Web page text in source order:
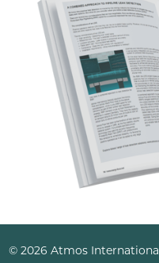
© 2026 Atmos